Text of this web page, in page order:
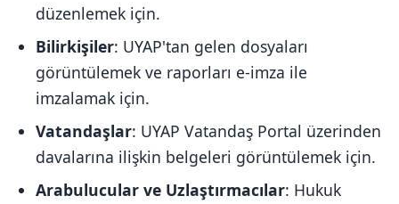
düzenlemek için.
Bilirkişiler: UYAP'tan gelen dosyaları
görüntülemek ve raporları e-imza ile
imzalamak için.
Vatandaşlar: UYAP Vatandaş Portal üzerinden
davalarına ilişkin belgeleri görüntülemek için.
Arabulucular ve Uzlaştırmacılar: Hukuk